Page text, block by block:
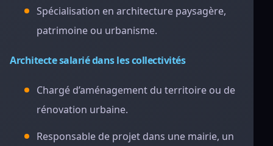
Spécialisation en architecture paysagère,
patrimoine ou urbanisme.
Architecte salarié dans les collectivités
Chargé d’aménagement du territoire ou de
rénovation urbaine.
Responsable de projet dans une mairie, un